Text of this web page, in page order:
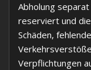
Abholung
reserviert und
Schäden,
Verpflichtungen